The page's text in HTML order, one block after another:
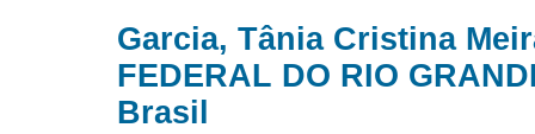
Garcia, Tânia Cristina
FEDERAL DO RIO
Brasil